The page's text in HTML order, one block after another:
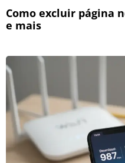
Como excluir página
e mais